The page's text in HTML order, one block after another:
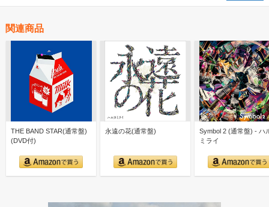
関連商品
THE BAND STAR(通常盤)
(DVD付)
永遠の花(通常盤)
Symbol 2 (通常盤) - ハ
ミライ